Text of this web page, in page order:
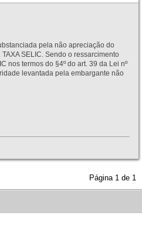
pela não apreciação do
SELIC. Sendo o ressarcimento
nos termos do §4º do art. 39 da Lei nº
levantada pela embargante não
Página 1 de 1